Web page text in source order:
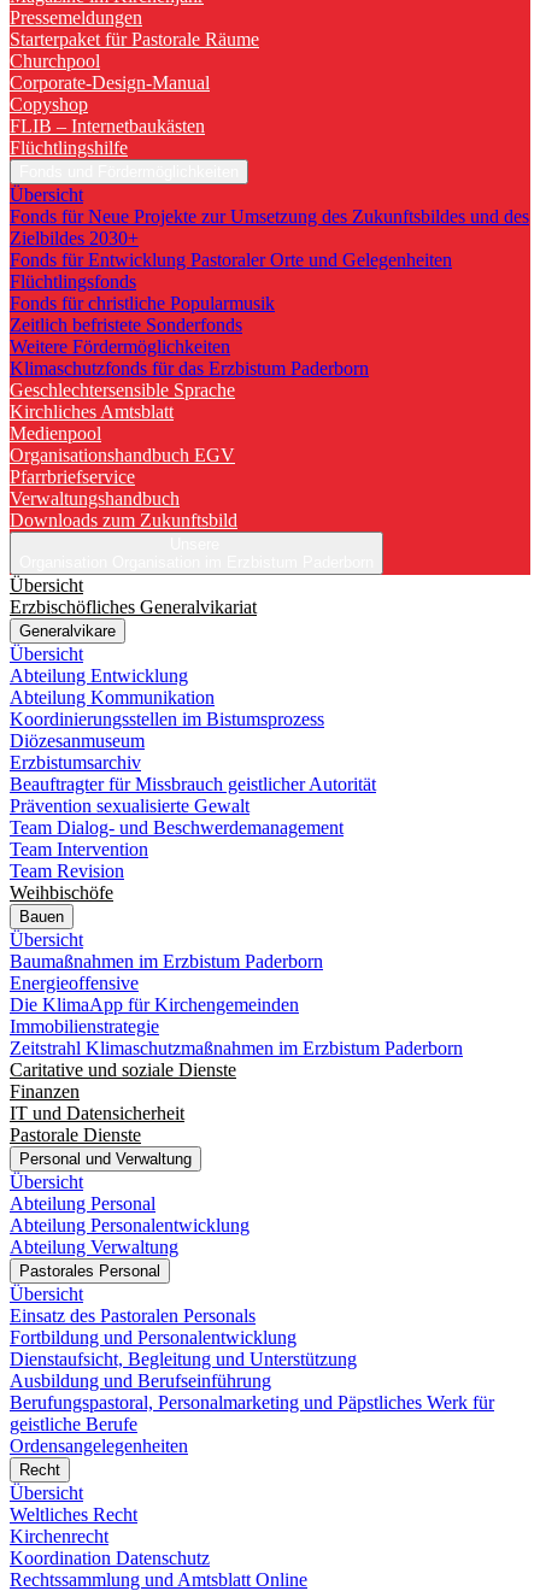
Pressemeldungen
Starterpaket für Pastorale Räume
Churchpool
Corporate-Design-Manual
Copyshop
FLIB – Internetbaukästen
Flüchtlingshilfe
Übersicht
Fonds für Neue Projekte zur Umsetzung des Zukunftsbildes und des
Zielbildes 2030+
Fonds für Entwicklung Pastoraler Orte und Gelegenheiten
Flüchtlingsfonds
Fonds für christliche Popularmusik
Zeitlich befristete Sonderfonds
Weitere Fördermöglichkeiten
Klimaschutzfonds für das Erzbistum Paderborn
Geschlechtersensible Sprache
Kirchliches Amtsblatt
Medienpool
Organisationshandbuch EGV
Pfarrbriefservice
Verwaltungshandbuch
Downloads zum Zukunftsbild
Übersicht
Erzbischöfliches Generalvikariat
Generalvikare
Übersicht
Abteilung Entwicklung
Abteilung Kommunikation
Koordinierungsstellen im Bistumsprozess
Diözesanmuseum
Erzbistumsarchiv
Beauftragter für Missbrauch geistlicher Autorität
Prävention sexualisierte Gewalt
Team Dialog- und Beschwerdemanagement
Team Intervention
Team Revision
Weihbischöfe
Bauen
Übersicht
Baumaßnahmen im Erzbistum Paderborn
Energieoffensive
Die KlimaApp für Kirchengemeinden
Immobilienstrategie
Zeitstrahl Klimaschutzmaßnahmen im Erzbistum Paderborn
Caritative und soziale Dienste
Finanzen
IT und Datensicherheit
Pastorale Dienste
Personal und Verwaltung
Übersicht
Abteilung Personal
Abteilung Personalentwicklung
Abteilung Verwaltung
Pastorales Personal
Übersicht
Einsatz des Pastoralen Personals
Fortbildung und Personalentwicklung
Dienstaufsicht, Begleitung und Unterstützung
Ausbildung und Berufseinführung
Berufungspastoral, Personalmarketing und Päpstliches Werk für
geistliche Berufe
Ordensangelegenheiten
Recht
Übersicht
Weltliches Recht
Kirchenrecht
Koordination Datenschutz
Rechtssammlung und Amtsblatt Online